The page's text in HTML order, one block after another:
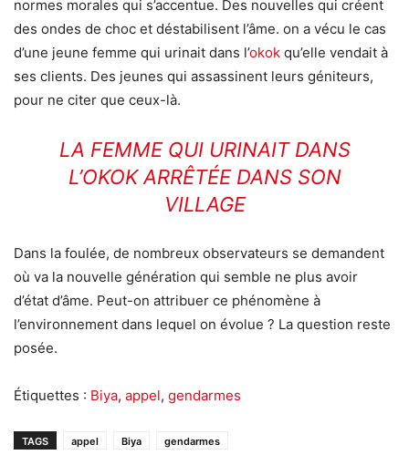
normes morales qui s’accentue. Des nouvelles qui créent
des ondes de choc et déstabilisent l’âme. on a vécu le cas
d’une jeune femme qui urinait dans l’okok qu’elle vendait à
ses clients. Des jeunes qui assassinent leurs géniteurs,
pour ne citer que ceux-là.
LA FEMME QUI URINAIT DANS
L’OKOK ARRÊTÉE DANS SON
VILLAGE
Dans la foulée, de nombreux observateurs se demandent
où va la nouvelle génération qui semble ne plus avoir
d’état d’âme. Peut-on attribuer ce phénomène à
l’environnement dans lequel on évolue ? La question reste
posée.
Étiquettes : Biya, appel, gendarmes
TAGS appel Biya gendarmes